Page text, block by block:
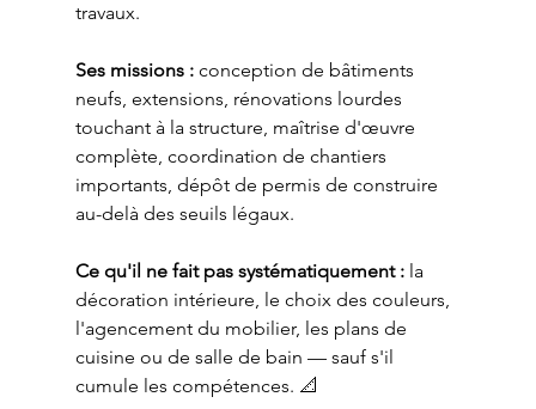
travaux.
Ses missions : conception de bâtiments
neufs, extensions, rénovations lourdes
touchant à la structure, maîtrise d'œuvre
complète, coordination de chantiers
importants, dépôt de permis de construire
au-delà des seuils légaux.
Ce qu'il ne fait pas systématiquement : la
décoration intérieure, le choix des couleurs,
l'agencement du mobilier, les plans de
cuisine ou de salle de bain — sauf s'il
cumule les compétences. 📐